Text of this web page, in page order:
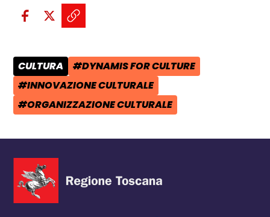
Condividi sui social:
Condividi su Facebook - apre
Condividi su X - apre una
Copia il link e condividi -
CATEGORIA POST:
CULTURA TAG:
#DYNAMIS FOR CULTURE
TAG:
#INNOVAZIONE CULTURALE
TAG:
#ORGANIZZAZIONE CULTURALE